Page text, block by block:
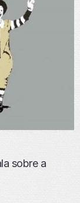
sobre a